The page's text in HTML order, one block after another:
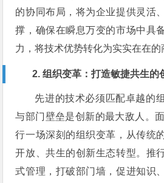
的协同布局，将为企业提供灵活
撑，确保在瞬息万变的市场中具
力，将技术优势转化为实实在在的
2. 组织变革：打造敏捷共生的
先进的技术必须匹配卓越的
与部门壁垒是创新的最大敌人。
行一场深刻的组织变革，从传统
开放、共生的创新生态转型。推
式管理，打破部门墙，促进知识